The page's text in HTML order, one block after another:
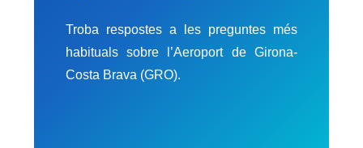
Troba respostes a les preguntes més
habituals sobre l’Aeroport de Girona-
Costa Brava (GRO).